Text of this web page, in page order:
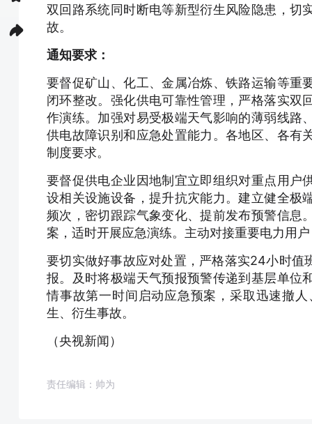
双回路系统同时断电等新型衍生风险隐患，切
故。
通知要求：
要督促矿山、化工、金属冶炼、铁路运输等重
闭环整改。强化供电可靠性管理，严格落实双
作演练。加强对易受极端天气影响的薄弱线路
供电故障识别和应急处置能力。各地区、各有
制度要求。
要督促供电企业因地制宜立即组织对重点用户
设相关设施设备，提升抗灾能力。建立健全极
频次，密切跟踪气象变化、提前发布预警信息
案，适时开展应急演练。主动对接重要电力用
要切实做好事故应对处置，严格落实24小时值
报。及时将极端天气预报预警传递到基层单位
情事故第一时间启动应急预案，采取迅速撤
生、衍生事故。
（央视新闻）
责任编辑：帅为